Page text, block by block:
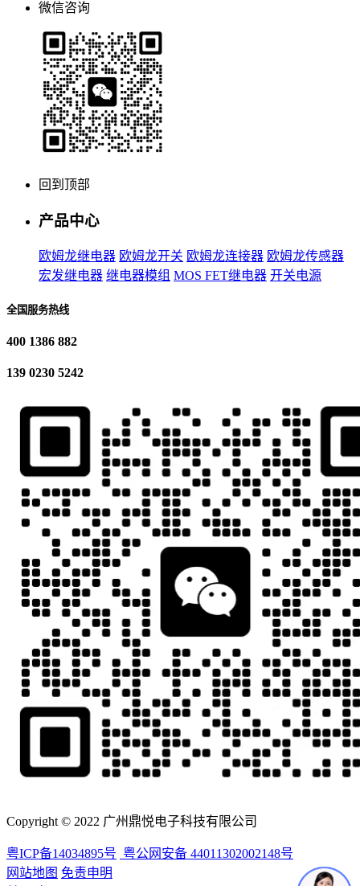
微信咨询
回到顶部
产品中心
欧姆龙继电器 欧姆龙开关 欧姆龙连接器 欧姆龙传感器
宏发继电器 继电器模组 MOS FET继电器 开关电源
全国服务热线
400 1386 882
139 0230 5242
Copyright © 2022 广州鼎悦电子科技有限公司
粤ICP备14034895号 粤公网安备 44011302002148号
网站地图 免责申明